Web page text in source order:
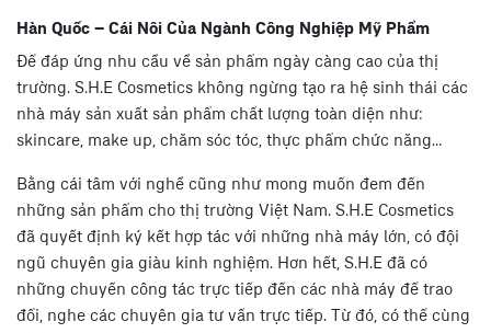
Hàn Quốc – Cái Nôi Của Ngành Công Nghiệp Mỹ Phẩm
Để đáp ứng nhu cầu về sản phẩm ngày càng cao của thị
trường. S.H.E Cosmetics không ngừng tạo ra hệ sinh thái các
nhà máy sản xuất sản phẩm chất lượng toàn diện như:
skincare, make up, chăm sóc tóc, thực phẩm chức năng…
Bằng cái tâm với nghề cũng như mong muốn đem đến
những sản phẩm cho thị trường Việt Nam. S.H.E Cosmetics
đã quyết định ký kết hợp tác với những nhà máy lớn, có đội
ngũ chuyên gia giàu kinh nghiệm. Hơn hết, S.H.E đã có
những chuyến công tác trực tiếp đến các nhà máy để trao
đổi, nghe các chuyên gia tư vấn trực tiếp. Từ đó, có thể cùng